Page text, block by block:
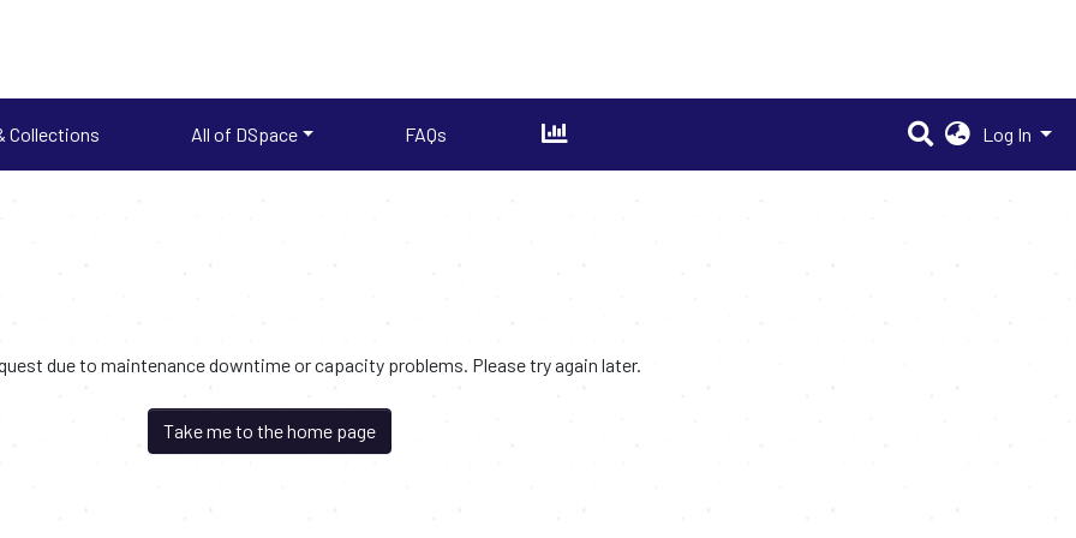
Collections All of DSpace FAQs Log In
due to maintenance downtime or capacity problems. Please try again later.
Take me to the home page